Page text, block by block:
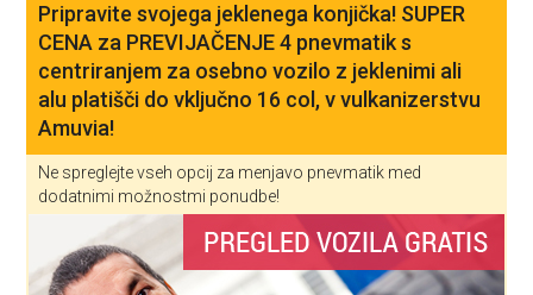
Pripravite svojega jeklenega konjička! SUPER
CENA za PREVIJAČENJE 4 pnevmatik s
centriranjem za osebno vozilo z jeklenimi ali
alu platišči do vključno 16 col, v vulkanizerstvu
Amuvia!
Ne spreglejte vseh opcij za menjavo pnevmatik med
dodatnimi možnostmi ponudbe!